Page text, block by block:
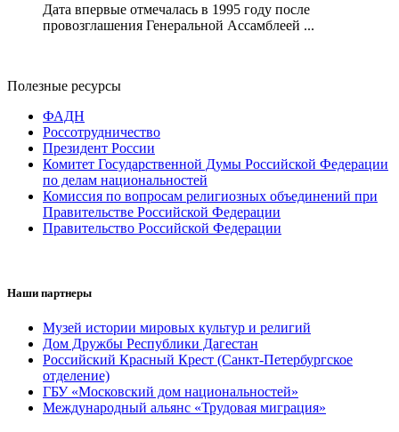
Дата впервые отмечалась в 1995 году после
провозглашения Генеральной Ассамблеей ...
Полезные ресурсы
ФАДН
Россотрудничество
Президент России
Комитет Государственной Думы Российской Федерации
по делам национальностей
Комиссия по вопросам религиозных объединений при
Правительстве Российской Федерации
Правительство Российской Федерации
Наши партнеры
Музей истории мировых культур и религий
Дом Дружбы Республики Дагестан
Российский Красный Крест (Санкт-Петербургское
отделение)
ГБУ «Московский дом национальностей»
Международный альянс «Трудовая миграция»